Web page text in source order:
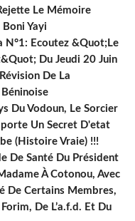
Le Mémoire
Boni Yayi
N°1: Ecoutez &Quot;Le
Du Jeudi 20 Juin
De La
Du Vodoun, Le Sorcier
Un Secret D'etat
(Histoire Vraie) !!!
De Santé Du Président
À Cotonou, Avec
De Certains Membres,
De L’a.f.d. Et Du